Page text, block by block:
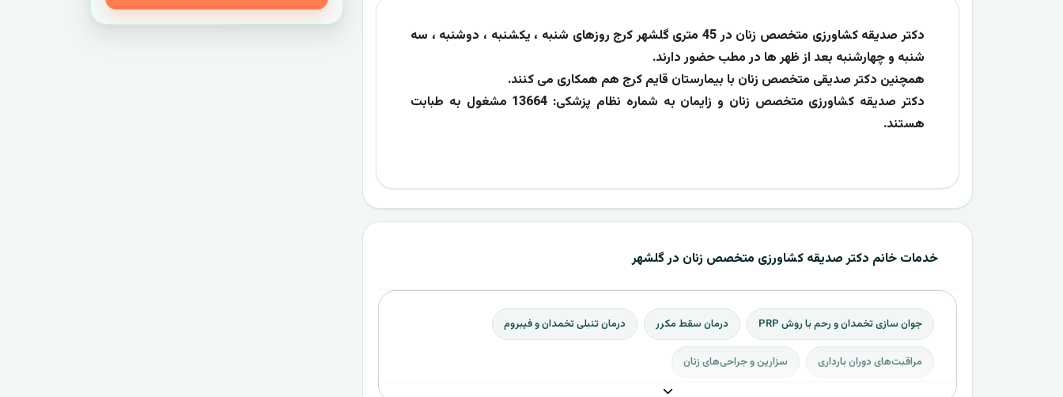
دکتر صدیقه کشاورزی متخصص زنان در 45 متری گلشهر کرج روزهای شنبه ، یکشنبه ، دوشنبه ، سه
شنبه و چهارشنبه بعد از ظهر ها در مطب حضور دارند.
همچنین دکتر صدیقی متخصص زنان با بیمارستان قایم کرج هم همکاری می کنند.
دکتر صدیقه کشاورزی متخصص زنان و زایمان به شماره نظام پزشکی: 13664 مشغول به طبابت
هستند.
خدمات خانم دکتر صدیقه کشاورزی متخصص زنان در گلشهر
جوان‌ سازی تخمدان و رحم با روش PRP درمان سقط مکرر درمان تنبلی تخمدان و فیبروم
مراقبت‌های دوران بارداری سزارین و جراحی‌های زنان